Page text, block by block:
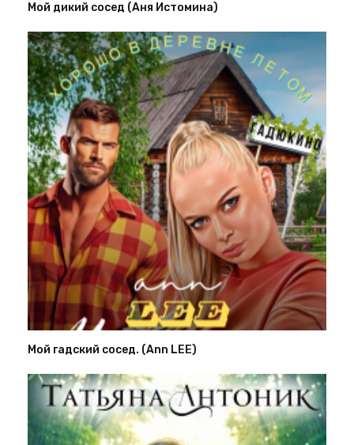
Мой дикий сосед (Аня Истомина)
Мой гадский сосед. (Ann LEE)